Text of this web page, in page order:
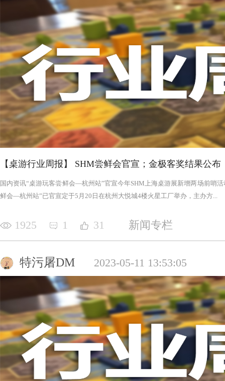
否进入罪恶的回合，鉴于次数有限以及是在英雄之后，这对
雄在场上存活的时间推移，英雄会变得更强，为了不断重创
日记录表，末日记录表上的数字越大，罪恶将会变得愈加难
竭尽全力后，仍要凭着压倒性的力量夷平土地。 与罪恶相对应的，是英雄阵营。每一次游戏，会在众
多英雄中（基础是七个，扩展中还有二十个左右）选择七个
的能力，也各有侧重，这一点的设计使游戏可玩度更高。然
的危机，英雄的每次行动都需要深思熟虑，与队友的配合显
英雄更是需要不断搜寻装备武装自己，然而每一轮的装备数
英雄为了目标浴血奋战，然而行动有限，资源有限，英雄们
战、面对压力的人来说，英雄的阵营将让你沉浸于此。，而
我体验的六局里，只扮演了一次罪恶，大多数作为英雄时，
游戏，不仅仅是挑战，而是它本身加入的运气因素和策略程
实现的艰巨挑战。大家有机会确实值得尝试！
【桌游行业周报】 SHM尝鲜会官宣；金极客奖结果公布
国内资讯“桌游玩客尝鲜会—杭州站”官宣今年SHM上海桌游展新增两场前哨
鲜会—杭州站”已官宣定于5月20日在杭州大悦城4楼火星工厂举办，主办方...
1925 1 31 新闻专栏
特污屠DM 2023-05-11 13:53:05